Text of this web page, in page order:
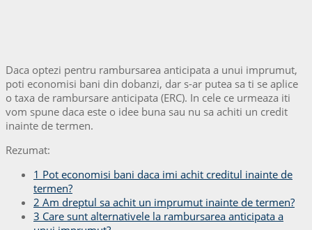
Daca optezi pentru rambursarea anticipata a unui imprumut,
poti economisi bani din dobanzi, dar s-ar putea sa ti se aplice
o taxa de rambursare anticipata (ERC). In cele ce urmeaza iti
vom spune daca este o idee buna sau nu sa achiti un credit
inainte de termen.
Rezumat:
1 Pot economisi bani daca imi achit creditul inainte de
termen?
2 Am dreptul sa achit un imprumut inainte de termen?
3 Care sunt alternativele la rambursarea anticipata a